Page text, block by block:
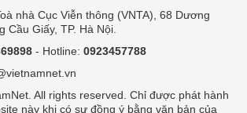
nhà Cục Viễn thông (VNTA), 68 Dương
Giấy, TP. Hà Nội.
- Hotline: 0923457788
All rights reserved. Chỉ được phát hành
này khi có sự đồng ý bằng văn bản của